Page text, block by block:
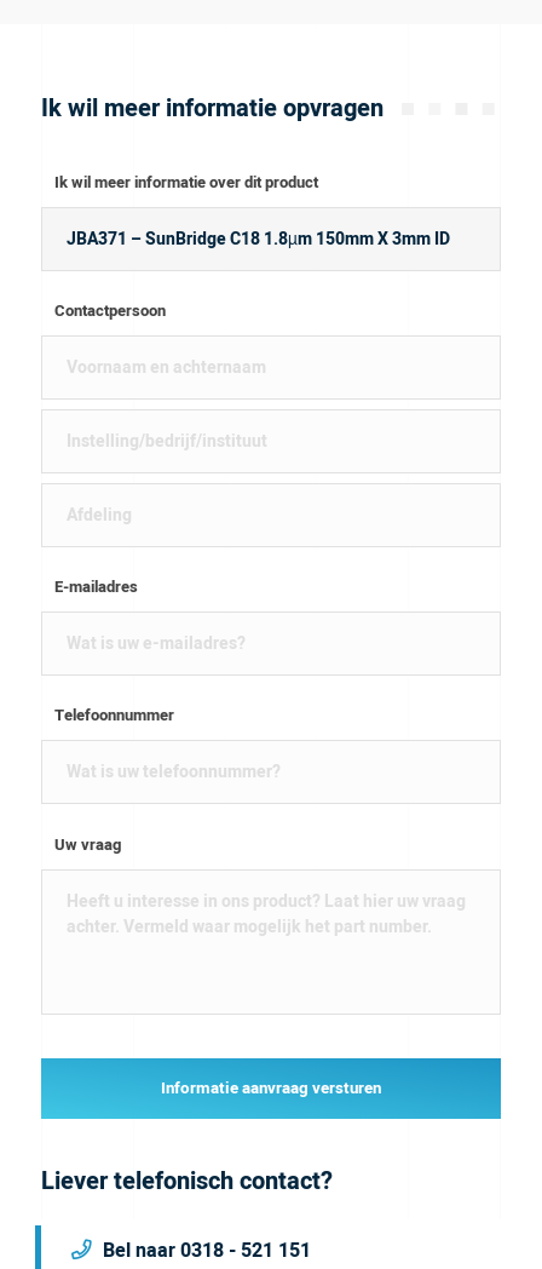
Ik wil meer informatie opvragen
Ik wil meer informatie over dit product
Contactpersoon
E-mailadres
Telefoonnummer
Uw vraag
Informatie aanvraag versturen
Liever telefonisch contact?
Bel naar 0318 - 521 151